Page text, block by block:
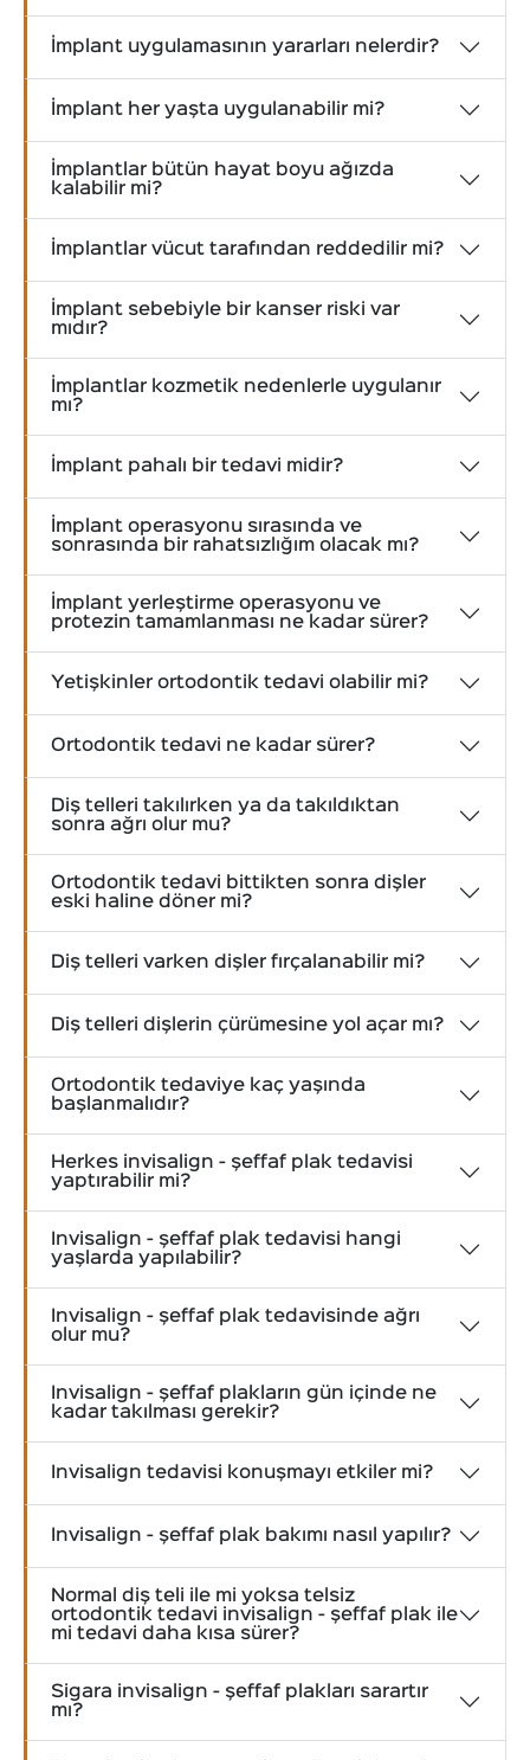
İmplant uygulamasının yararları nelerdir?
İmplant her yaşta uygulanabilir mi?
İmplantlar bütün hayat boyu ağızda
kalabilir mi?
İmplantlar vücut tarafından reddedilir mi?
İmplant sebebiyle bir kanser riski var
mıdır?
İmplantlar kozmetik nedenlerle uygulanır
mı?
İmplant pahalı bir tedavi midir?
İmplant operasyonu sırasında ve
sonrasında bir rahatsızlığım olacak mı?
İmplant yerleştirme operasyonu ve
protezin tamamlanması ne kadar sürer?
Yetişkinler ortodontik tedavi olabilir mi?
Ortodontik tedavi ne kadar sürer?
Diş telleri takılırken ya da takıldıktan
sonra ağrı olur mu?
Ortodontik tedavi bittikten sonra dişler
eski haline döner mi?
Diş telleri varken dişler fırçalanabilir mi?
Diş telleri dişlerin çürümesine yol açar mı?
Ortodontik tedaviye kaç yaşında
başlanmalıdır?
Herkes invisalign - şeffaf plak tedavisi
yaptırabilir mi?
Invisalign - şeffaf plak tedavisi hangi
yaşlarda yapılabilir?
Invisalign - şeffaf plak tedavisinde ağrı
olur mu?
Invisalign - şeffaf plakların gün içinde ne
kadar takılması gerekir?
Invisalign tedavisi konuşmayı etkiler mi?
Invisalign - şeffaf plak bakımı nasıl yapılır?
Normal diş teli ile mi yoksa telsiz
ortodontik tedavi invisalign - şeffaf plak ile
mi tedavi daha kısa sürer?
Sigara invisalign - şeffaf plakları sarartır
mı?